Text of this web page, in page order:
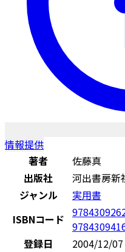
情報提供
著者
佐藤真
出版社
河出書房新
ジャンル
実用書
ISBNコード
登録日
2004/12/07